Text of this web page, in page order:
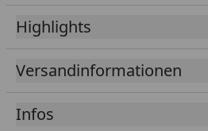
dieses Gerät zum
Arbeitstagen.
Wir sind einautorisierter
Herstellervorgaben geprüft
Highlights
Versandinformationen
Infos